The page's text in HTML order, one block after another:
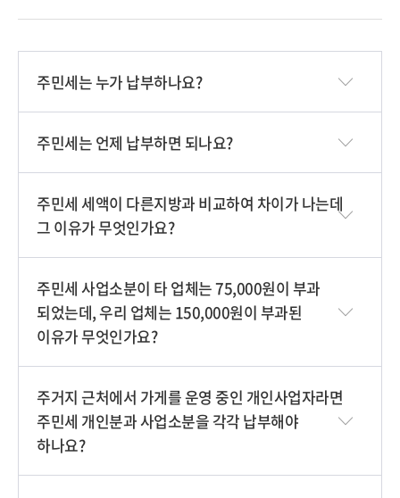
유
주민세는 누가 납부하나요?
주민세는 언제 납부하면 되나요?
주민세 세액이 다른지방과 비교하여 차이가 나는데
그 이유가 무엇인가요?
주민세 사업소분이 타 업체는 75,000원이 부과
되었는데, 우리 업체는 150,000원이 부과된
이유가 무엇인가요?
주거지 근처에서 가게를 운영 중인 개인사업자라면
주민세 개인분과 사업소분을 각각 납부해야
하나요?